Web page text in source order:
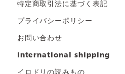
特定商取引法に基づく表記
プライバシーポリシー
お問い合わせ
international shipping
イロドリの読みもの